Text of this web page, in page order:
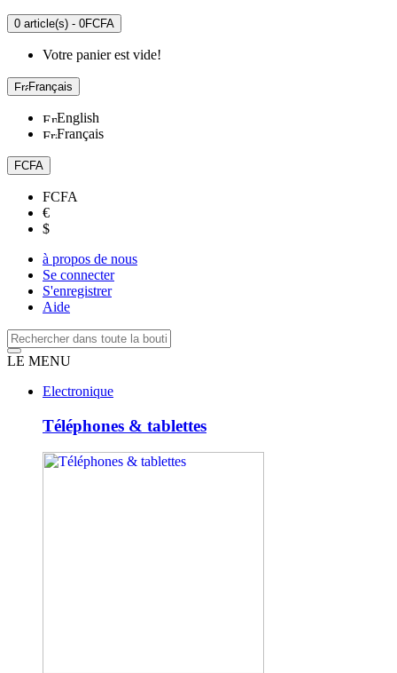
0 article(s) - 0FCFA
Votre panier est vide!
Français
English
Français
FCFA
FCFA
€
$
à propos de nous
Se connecter
S'enregistrer
Aide
LE MENU
Electronique
Téléphones & tablettes